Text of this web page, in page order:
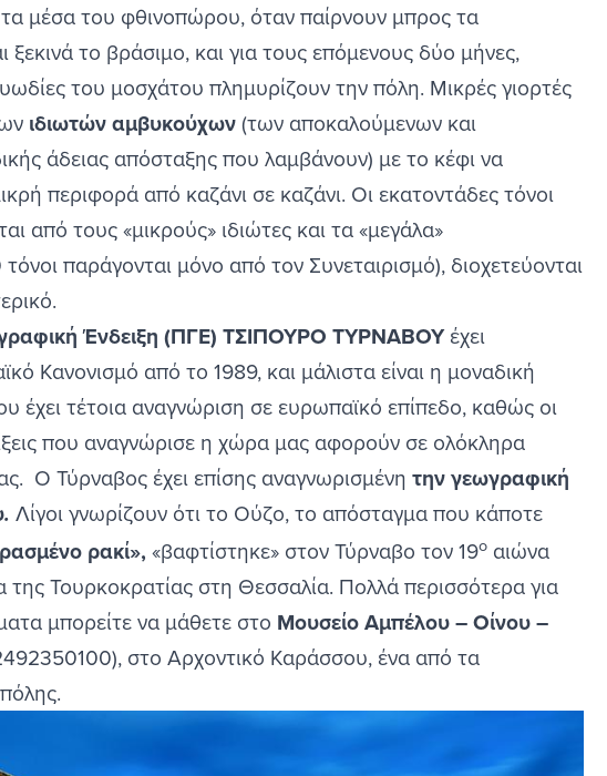
μέσα του φθινοπώρου, όταν παίρνουν μπρος τα
ξεκινά το βράσιμο, και για τους επόμενους δύο μήνες,
του μοσχάτου πλημυρίζουν την πόλη. Μικρές γιορτές
ιδιωτών αμβυκούχων(των αποκαλούμενων και
άδειας απόσταξης που λαμβάνουν) με το κέφι να
περιφορά από καζάνι σε καζάνι. Οι εκατοντάδες τόνοι
από τους «μικρούς» ιδιώτες και τα «μεγάλα»
παράγονται μόνο από τον Συνεταιρισμό), διοχετεύονται
Ένδειξη (ΠΓΕ) ΤΣΙΠΟΥΡΟ ΤΥΡΝΑΒΟΥέχει
Κανονισμό από το 1989, και μάλιστα είναι η μοναδική
έχει τέτοια αναγνώριση σε ευρωπαϊκό επίπεδο, καθώς οι
που αναγνώρισε η χώρα μας αφορούν σε ολόκληρα
Ο Τύρναβος έχει επίσης αναγνωρισμένη την γεωγραφική
. Λίγοι γνωρίζουν ότι το Ούζο, το απόσταγμα που κάποτε
ρακί», «βαφτίστηκε» στον Τύρναβο τον 19ο αιώνα
της Τουρκοκρατίας στη Θεσσαλία. Πολλά περισσότερα για
μπορείτε να μάθετε στο Μουσείο Αμπέλου – Οίνου –
στο Αρχοντικό Καράσσου, ένα από τα